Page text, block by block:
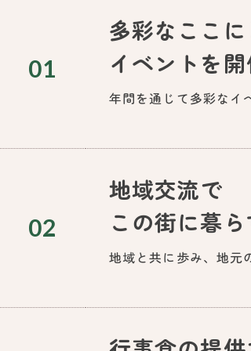
01
多彩なここ
イベントを
年間を通じて多彩なイ
02
地域交流で
この街に暮
地域と共に歩み、地元